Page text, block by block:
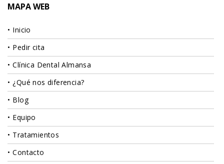
MAPA WEB
Inicio
Pedir cita
Clínica Dental Almansa
¿Qué nos diferencia?
Blog
Equipo
Tratamientos
Contacto